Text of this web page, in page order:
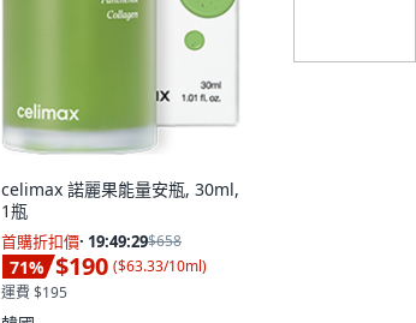
celimax 諾麗果能量安瓶, 30ml,
1瓶
首購折扣價· 19:49:28$658
71% $190 ($63.33/10ml)
運費 $195